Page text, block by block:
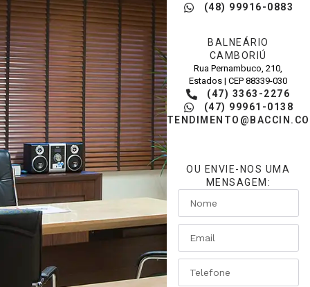
(48) 99916-0883
BALNEÁRIO
CAMBORIÚ
Rua Pernambuco, 210,
Estados | CEP 88339-030
(47) 3363-2276
(47) 99961-0138
OU ENVIE-NOS UMA
MENSAGEM: